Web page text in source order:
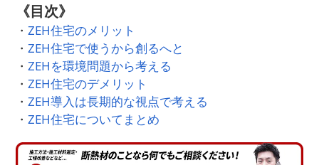
《目次》
・ ZEH住宅のメリット
・ ZEH住宅で使うから創るへと
・ ZEHを環境問題から考える
・ ZEH住宅のデメリット
・ ZEH導入は長期的な視点で考える
・ ZEH住宅についてまとめ